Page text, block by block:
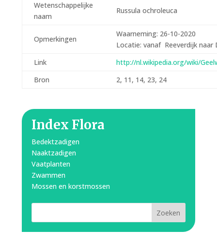
Wetenschappelijke
naam
Russula ochroleuca
Opmerkingen
Waarneming: 26-10-2020
Locatie: vanaf Reeverdijk naar
Link
http://nl.wikipedia.org/wiki/
Bron
2, 11, 14, 23, 24
Index Flora
Bedektzadigen
Naaktzadigen
Vaatplanten
Zwammen
Mossen en korstmossen